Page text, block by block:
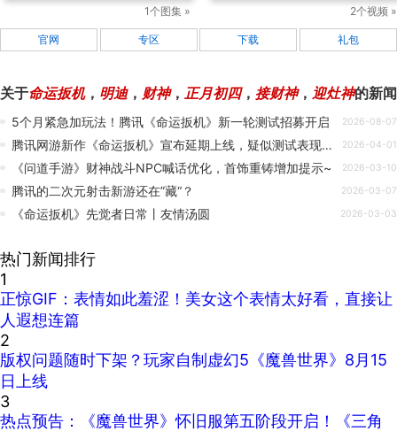
1个图集 »
2个视频 »
官网 专区 下载 礼包
关于命运扳机， 明迪， 财神， 正月初四， 接财神， 迎灶神的新闻
5个月紧急加玩法！腾讯《命运扳机》新一轮测试招募开启 2026-08-07
腾讯网游新作《命运扳机》宣布延期上线，疑似测试表现不佳 2026-04-01
《问道手游》财神战斗NPC喊话优化，首饰重铸增加提示~ 2026-03-10
腾讯的二次元射击新游还在”藏“？ 2026-03-07
《命运扳机》先觉者日常丨友情汤圆 2026-03-03
热门新闻排行
1
正惊GIF：表情如此羞涩！美女这个表情太好看，直接让
人遐想连篇
2
版权问题随时下架？玩家自制虚幻5《魔兽世界》8月15
日上线
3
热点预告：《魔兽世界》怀旧服第五阶段开启！《三角